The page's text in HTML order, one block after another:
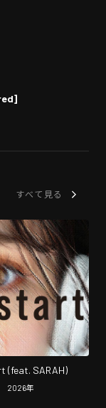
すべて見る
(feat. SARAH)
2026年